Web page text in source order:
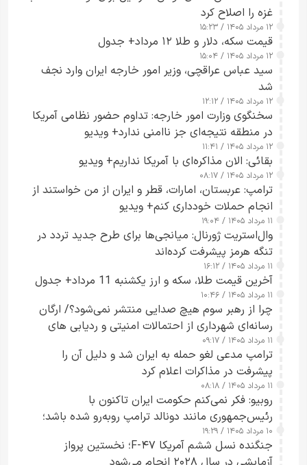
غزه را اصلاح کرد
۱۲ مرداد ۱۴۰۵ / ۱۵:۲۳
قیمت سکه، دلار و طلا ۱۲ مرداد+ جدول
۱۲ مرداد ۱۴۰۵ / ۱۵:۰۴
سید عباس عراقچی، وزیر امور خارجه ایران وارد نجف
شد
۱۲ مرداد ۱۴۰۵ / ۱۲:۱۲
سخنگوی وزارت امور خارجه: تداوم حضور نظامی آمریکا
در منطقه نتیجه‌ای جز ناامنی ندارد+ ویدیو
۱۲ مرداد ۱۴۰۵ / ۱۱:۴۱
بقائی: الان مذاکره‌ای با آمریکا نداریم+ ویدیو
۱۲ مرداد ۱۴۰۵ / ۰۸:۱۷
ترامپ: عربستان، امارات، قطر و ایران از من خواستند از
انجام حملات خودداری کنم+ ویدیو
۱۱ مرداد ۱۴۰۵ / ۱۹:۰۴
وال‌استریت ژورنال: میانجی‌ها برای طرح جدید تردد در
تنگه هرمز پیشرفت کرده‌اند
۱۱ مرداد ۱۴۰۵ / ۱۶:۱۲
آخرین قیمت طلا، سکه و ارز یکشنبه 11 مرداد+ جدول
۱۱ مرداد ۱۴۰۵ / ۱۰:۴۶
چرا از رهبر سوم هیچ صدایی منتشر نمی‌شود؟/ ارگان
رسانه‌ای شهرداری از احتمالات امنیتی و ردیابی های
جاسوسی گفت
۱۱ مرداد ۱۴۰۵ / ۰۹:۱۷
ترامپ مدعی لغو حمله به ایران شد و دلیل آن را
پیشرفت در مذاکرات اعلام کرد
۱۱ مرداد ۱۴۰۵ / ۰۸:۱۸
روبیو: فکر نمی‌کنم حکومت ایران تاکنون با
رئیس‌جمهوری مانند دونالد ترامپ روبه‌رو شده باشد؛
کسی که واقعاً دست به اقدام می‌زند
۱۰ مرداد ۱۴۰۵ / ۱۹:۲۹
جنگنده نسل ششم آمریکا F-۴۷؛ نخستین پرواز